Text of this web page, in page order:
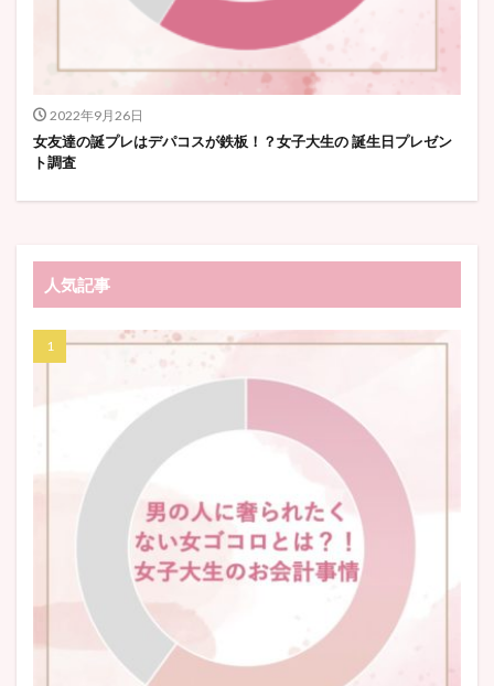
2022年9月26日
女友達の誕プレはデパコスが鉄板！？女子大生の 誕生日プレゼン
ト調査
人気記事